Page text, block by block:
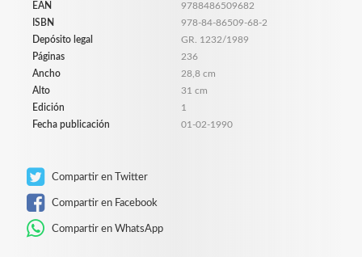
EAN
9788486509682
ISBN
978-84-86509-68-2
Depósito legal
GR. 1232/1989
Páginas
236
Ancho
28,8 cm
Alto
31 cm
Edición
1
Fecha publicación
01-02-1990
Compartir en Twitter
Compartir en Facebook
Compartir en WhatsApp